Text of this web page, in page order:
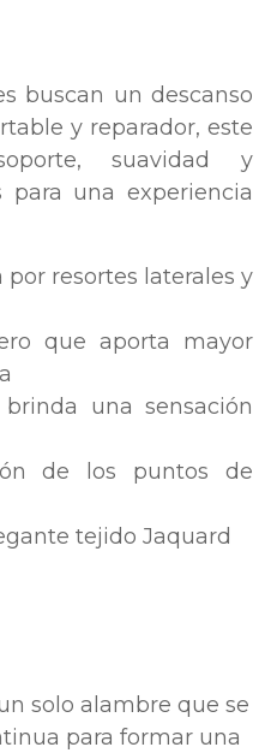
buscan un descanso
y reparador, este
suavidad y
para una experiencia
por resortes laterales y
que aporta mayor
una sensación
de los puntos de
tejido Jaquard
solo alambre que se
para formar una